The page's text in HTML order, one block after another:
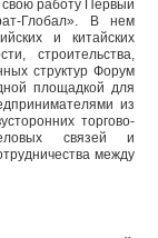
работу Первый
Глобал». В нем
и китайских
строительства,
структур Форум
площадкой для
из
торгово-
связей и
между